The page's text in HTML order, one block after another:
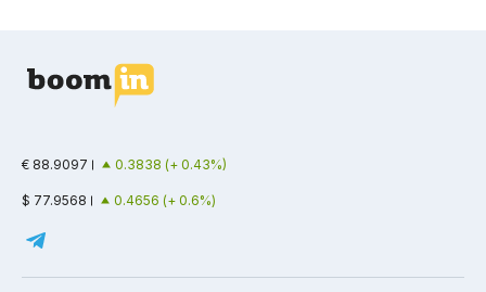
€ 88.9097 0.3838 (+ 0.43%)
$ 77.9568 0.4656 (+ 0.6%)